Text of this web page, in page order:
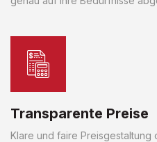
Transparente Preise
Klare und faire Preisgestaltung